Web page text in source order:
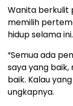
Wanita berkulit
memilih
hidup selama ini.
“Semua ada
saya yang
baik. Kalau
ungkapnya.